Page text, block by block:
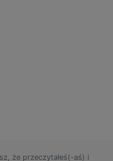
że przeczytałeś(-aś) i